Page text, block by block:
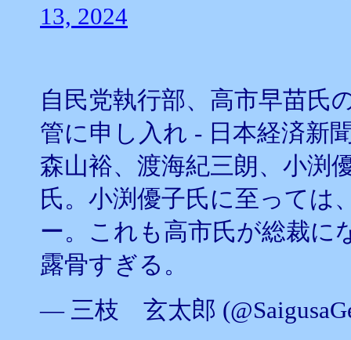
13, 2024
自民党執行部、高市早苗氏
管に申し入れ - 日本経済新
森山裕、渡海紀三朗、小渕
氏。小渕優子氏に至っては
ー。これも高市氏が総裁に
露骨すぎる。
— 三枝 玄太郎